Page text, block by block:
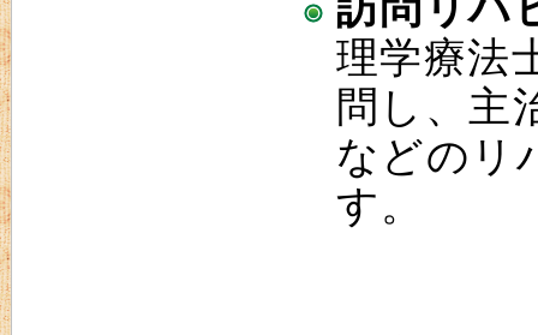
理学療法
問し、主
などのリ
す。